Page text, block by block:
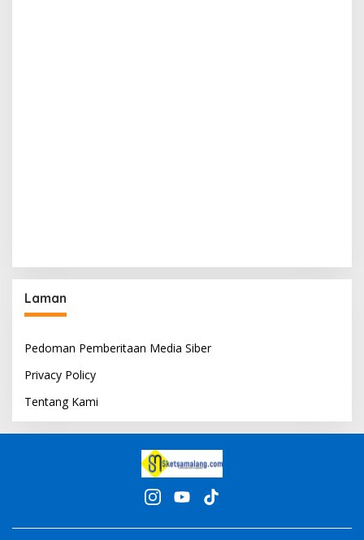
Laman
Pedoman Pemberitaan Media Siber
Privacy Policy
Tentang Kami